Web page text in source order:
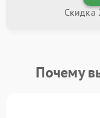
Скидка
Почему